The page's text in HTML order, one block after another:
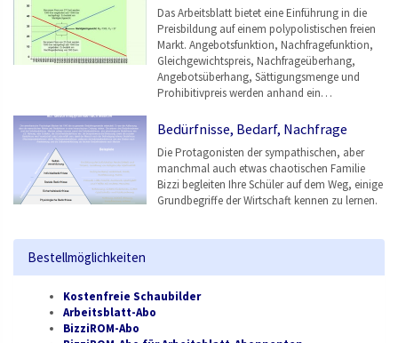
Das Arbeitsblatt bietet eine Einführung in die
Preisbildung auf einem polypolistischen freien
Markt. Angebotsfunktion, Nachfragefunktion,
Gleichgewichtspreis, Nachfrageüberhang,
Angebotsüberhang, Sättigungsmenge und
Prohibitivpreis werden anhand ein…
Bedürfnisse, Bedarf, Nachfrage
Die Protagonisten der sympathischen, aber
manchmal auch etwas chaotischen Familie
Bizzi begleiten Ihre Schüler auf dem Weg, einige
Grundbegriffe der Wirtschaft kennen zu lernen.
Bestellmöglichkeiten
Kostenfreie Schaubilder
Arbeitsblatt-Abo
BizziROM-Abo